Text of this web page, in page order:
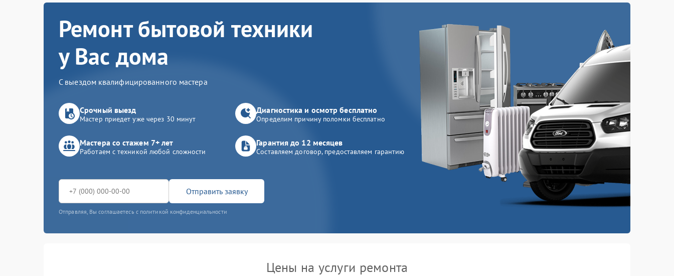
Ремонт бытовой техники
у Вас дома
С выездом квалифицированного мастера
Срочный выезд
Мастер приедет уже через 30 минут
Диагностика и осмотр бесплатно
Определим причину поломки бесплатно
Мастера со стажем 7+ лет
Работаем с техникой любой сложности
Гарантия до 12 месяцев
Составляем договор, предоставляем гарантию
Отправить заявку
Отправляя, Вы соглашаетесь с политикой конфиденциальности
Цены на услуги ремонта